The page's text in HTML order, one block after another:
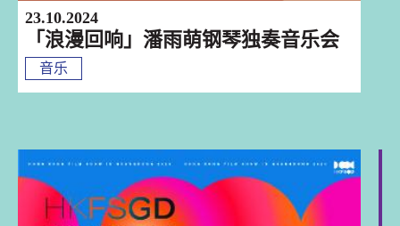
23.10.2024
「浪漫回响」潘雨萌钢琴独奏音乐会
音乐